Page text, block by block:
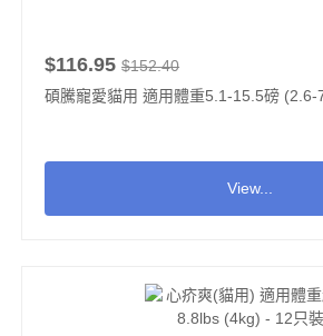
$116.95 $152.40
碩騰寵愛貓用 適用體重5.1-15.5磅
View...